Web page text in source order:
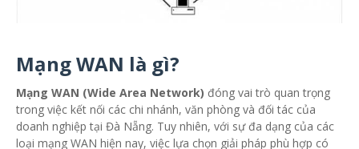
Mạng WAN là gì?
Mạng WAN (Wide Area Network) đóng vai trò quan trọng
trong việc kết nối các chi nhánh, văn phòng và đối tác của
doanh nghiệp tại Đà Nẵng. Tuy nhiên, với sự đa dạng của các
loại mạng WAN hiện nay, việc lựa chọn giải pháp phù hợp có